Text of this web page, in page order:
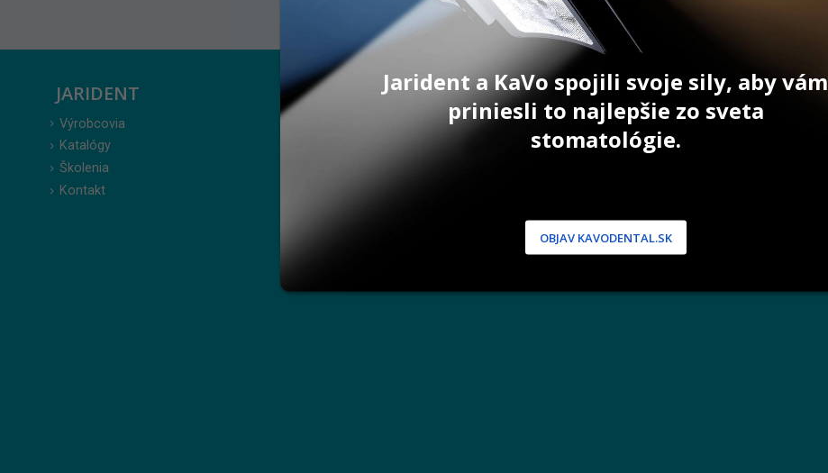
JARIDENT
Výrobcovia
Katalógy
Školenia
Kontakt
ZÁKAZNÍCKA ZÓNA
Prihlásenie / Registrácia
PODPORA
Doprava a platba
Reklamácie
Jarident a KaVo spojili svoje sily, aby vám
priniesli to najlepšie zo sveta
stomatológie.
OBJAV KAVODENTAL.SK